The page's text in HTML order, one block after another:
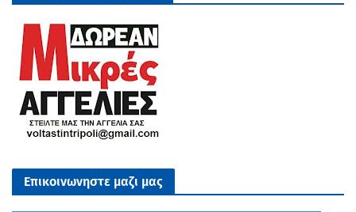
Επικοινωνηστε μαζι μας